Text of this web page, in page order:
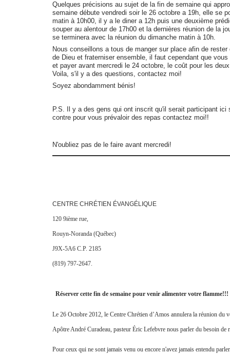
Quelques précisions au sujet de la fin de semaine qui
semaine débute vendredi soir le 26 octobre a 19h, elle se
matin à 10h00, il y a le diner a 12h puis une deuxième
souper au alentour de 17h00 et la dernières réunion de la
se terminera avec la réunion du dimanche matin à 10h.
Nous conseillons a tous de manger sur place afin de rester
de Dieu et fraterniser ensemble, il faut cependant que
et payer avant mercredi le 24 octobre, le coût pour les
Voila, s'il y a des questions, contactez moi!
Soyez abondamment bénis!
P.S. Il y a des gens qui ont inscrit qu'il serait participant ici
contre pour vous prévaloir des repas contactez moi!!
N'oubliez pas de le faire avant mercredi!
CENTRE CHRÉTIEN ÉVANGÉLIQUE
120 9ième rue,
Rouyn-Noranda (Québec)
J9X-5A6 C.P. 2185
(819) 797-2647.
Réserver cette fin de semaine pour venir alimenter votre flamme!!!
Le 26 Octobre 2012, le Centre Chrétien d’Amos annulera la réunion
Apôtre André Curadeau, pasteur Éric Lefebvre nous parler du besoin de
Pour ceux qui ne sont jamais venu ou encore n'avez jamais entendu